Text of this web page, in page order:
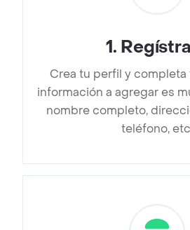
1.
Crea tu perfil y completa
información a agregar es
nombre completo,
teléfono,